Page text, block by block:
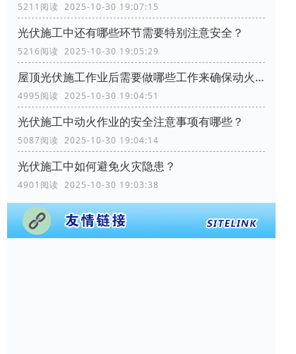
5211阅读 2025-10-30 19:07:15
光伏施工中还有哪些环节需要特别注意安全？
5216阅读 2025-10-30 19:05:29
屋顶光伏施工作业后需要做哪些工作来确保动火作业的安全？
4995阅读 2025-10-30 19:04:51
光伏施工中动火作业的安全注意事项有哪些？
5087阅读 2025-10-30 19:04:14
光伏施工中如何避免火灾隐患？
4901阅读 2025-10-30 19:03:38